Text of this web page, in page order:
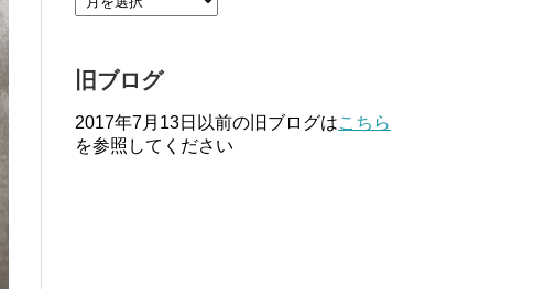
旧ブログ
2017年7月13日以前の旧ブログはこちら
を参照してください